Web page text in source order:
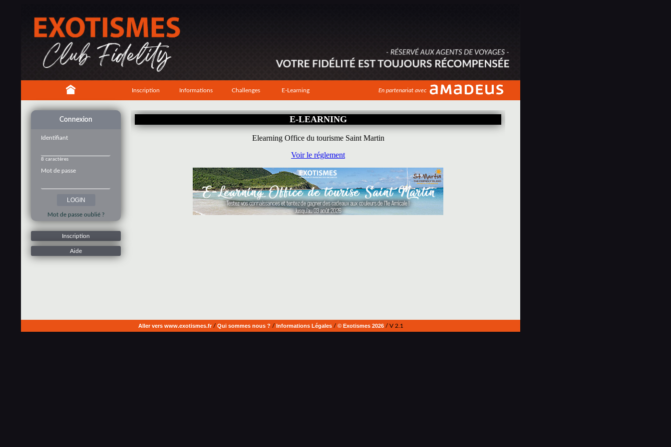
Inscription Informations Challenges E-Learning En partenariat avec
Connexion
Identifiant
8 caractères
Mot de passe
Mot de passe oublié ?
Inscription
Aide
Aller vers www.exotismes.fr/ Qui sommes nous ? / Informations Légales/ © Exotismes 2026/ V 2.1